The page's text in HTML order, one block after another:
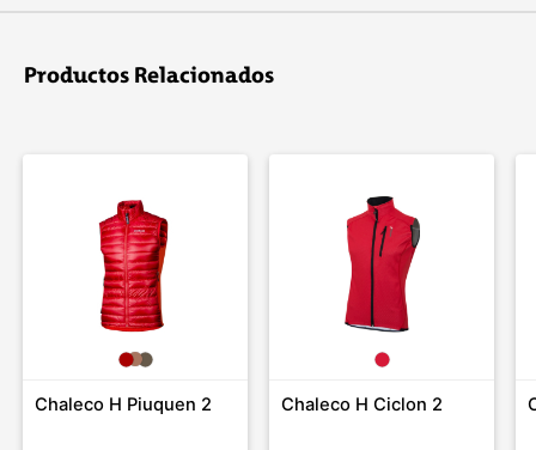
Patagonia se especializa en crear indumentaria para la práctica
pesca con mosca y trail running.
Productos Relacionados
Chaleco H Piuquen 2 Chaleco H Ciclon 2